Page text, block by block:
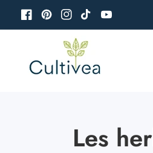
FacebookPinterestInstagramTikTokYouTube
Les